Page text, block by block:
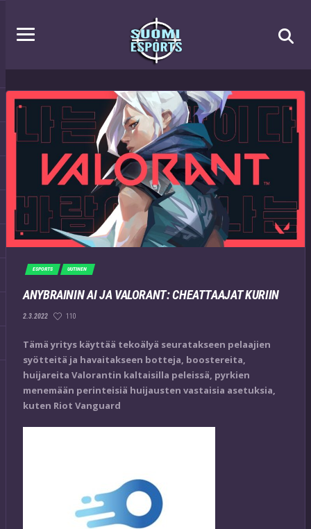
ESPORTS UUTINEN
ANYBRAININ AI JA VALORANT: CHEATTAAJAT KURIIN
2.3.2022 110
Tämä yritys käyttää tekoälyä seuratakseen pelaajien
syötteitä ja havaitakseen botteja, boostereita,
huijareita Valorantin kaltaisilla peleissä, pyrkien
menemään perinteisiä huijausten vastaisia asetuksia,
kuten Riot Vanguard